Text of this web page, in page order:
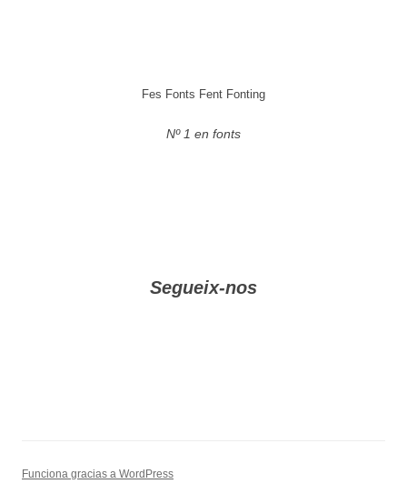
Fes Fonts Fent Fonting
Nº 1 en fonts
Segueix-nos
Funciona gracias a WordPress